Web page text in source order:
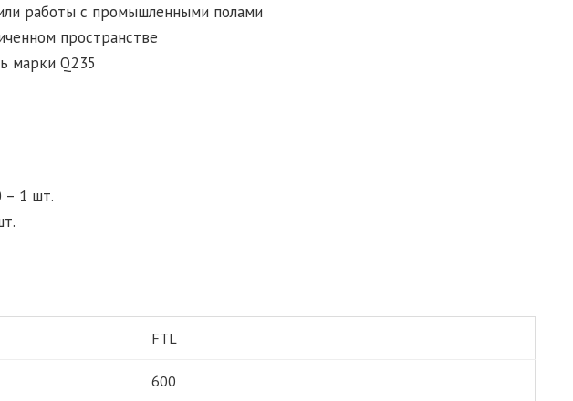
работы с промышленными полами
пространстве
марки Q235
– 1 шт.
FTL
600